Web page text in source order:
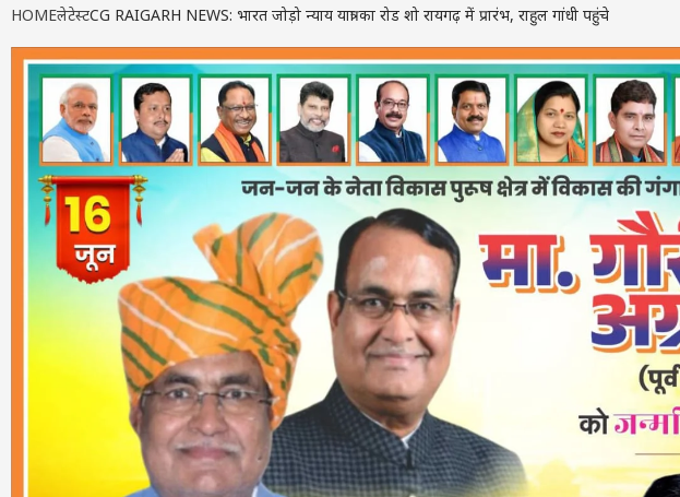
HOMEलेटेस्टCG RAIGARH NEWS: भारत जोड़ो न्याय यात्रा का रोड शो रायगढ़ में प्रारंभ, राहुल गांधी पहुंचे